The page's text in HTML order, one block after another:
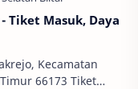
Tiket Masuk, Daya
Kecamatan
66173 Tiket